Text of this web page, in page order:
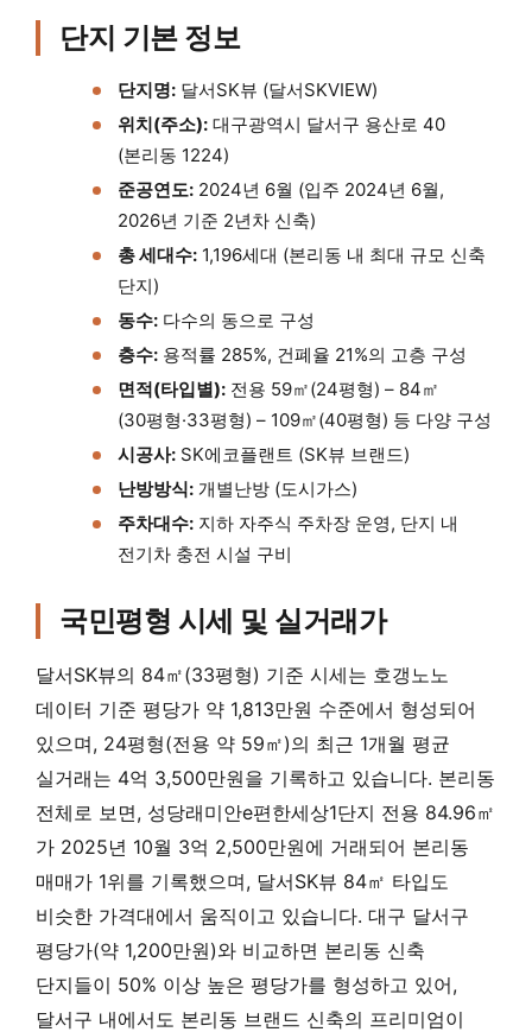
단지 기본 정보
단지명: 달서SK뷰 (달서SKVIEW)
위치(주소): 대구광역시 달서구 용산로 40
(본리동 1224)
준공연도: 2024년 6월 (입주 2024년 6월,
2026년 기준 2년차 신축)
총 세대수: 1,196세대 (본리동 내 최대 규모 신축
단지)
동수: 다수의 동으로 구성
층수: 용적률 285%, 건폐율 21%의 고층 구성
면적(타입별): 전용 59㎡(24평형) – 84㎡
(30평형·33평형) – 109㎡(40평형) 등 다양 구성
시공사: SK에코플랜트 (SK뷰 브랜드)
난방방식: 개별난방 (도시가스)
주차대수: 지하 자주식 주차장 운영, 단지 내
전기차 충전 시설 구비
국민평형 시세 및 실거래가
달서SK뷰의 84㎡(33평형) 기준 시세는 호갱노노
데이터 기준 평당가 약 1,813만원 수준에서 형성되어
있으며, 24평형(전용 약 59㎡)의 최근 1개월 평균
실거래는 4억 3,500만원을 기록하고 있습니다. 본리동
전체로 보면, 성당래미안e편한세상1단지 전용 84.96㎡
가 2025년 10월 3억 2,500만원에 거래되어 본리동
매매가 1위를 기록했으며, 달서SK뷰 84㎡ 타입도
비슷한 가격대에서 움직이고 있습니다. 대구 달서구
평당가(약 1,200만원)와 비교하면 본리동 신축
단지들이 50% 이상 높은 평당가를 형성하고 있어,
달서구 내에서도 본리동 브랜드 신축의 프리미엄이